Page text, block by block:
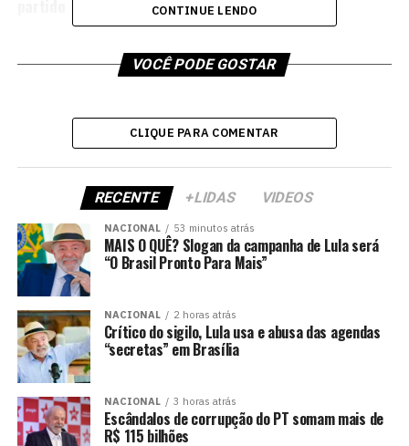
CONTINUE LENDO
VOCÊ PODE GOSTAR
CLIQUE PARA COMENTAR
RECENTE +LIDAS VIDEOS
NACIONAL 53 minutos atrás
MAIS O QUÊ? Slogan da campanha de Lula será
“O Brasil Pronto Para Mais”
NACIONAL 2 horas atrás
Crítico do sigilo, Lula usa e abusa das agendas
“secretas” em Brasília
NACIONAL 3 horas atrás
Escândalos de corrupção do PT somam mais de
R$ 115 bilhões